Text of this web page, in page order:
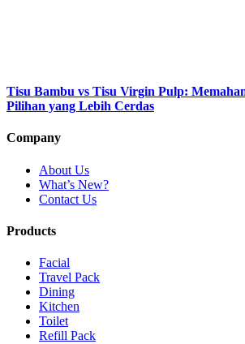
Tisu Bambu vs Tisu Virgin Pulp:
Pilihan yang Lebih Cerdas
Company
About Us
What’s New?
Contact Us
Products
Facial
Travel Pack
Dining
Kitchen
Toilet
Refill Pack